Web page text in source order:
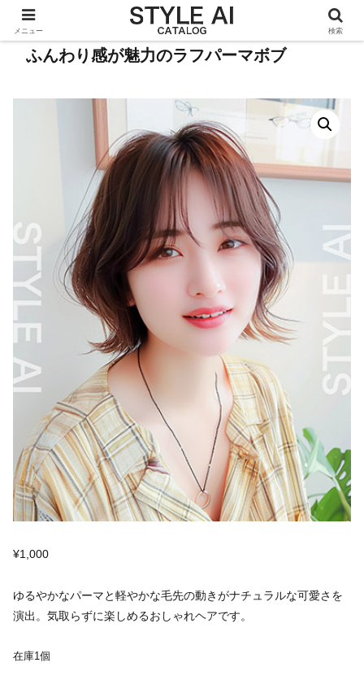
ふんわり感が魅力のラフパーマボブ
¥1,000
ゆるやかなパーマと軽やかな毛先の動きがナチュラルな可愛さを
演出。気取らずに楽しめるおしゃれヘアです。
在庫1個
メニュー 検索